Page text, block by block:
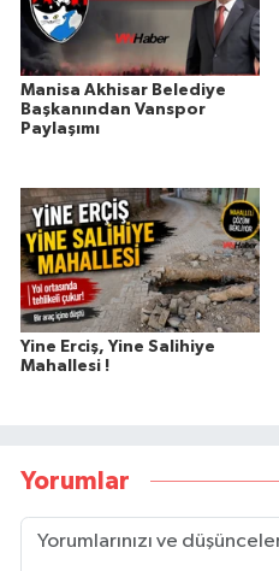
Manisa Akhisar Belediye
Başkanından Vanspor
Paylaşımı
Yine Erciş, Yine Salihiye
Mahallesi !
Yorumlar